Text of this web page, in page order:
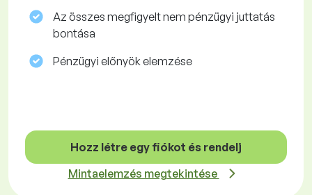
Az összes megfigyelt nem pénzügyi juttatás
bontása
Pénzügyi előnyök elemzése
Hozz létre egy fiókot és rendelj
Mintaelemzés megtekintése